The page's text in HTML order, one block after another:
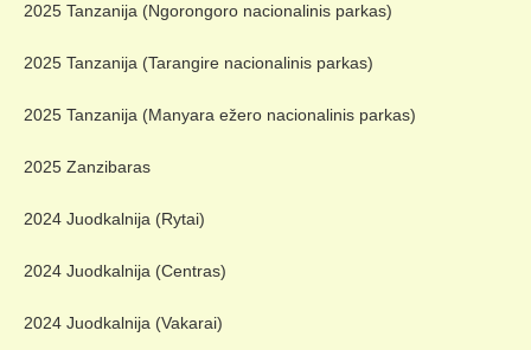
2025 Tanzanija (Ngorongoro nacionalinis parkas)
2025 Tanzanija (Tarangire nacionalinis parkas)
2025 Tanzanija (Manyara ežero nacionalinis parkas)
2025 Zanzibaras
2024 Juodkalnija (Rytai)
2024 Juodkalnija (Centras)
2024 Juodkalnija (Vakarai)